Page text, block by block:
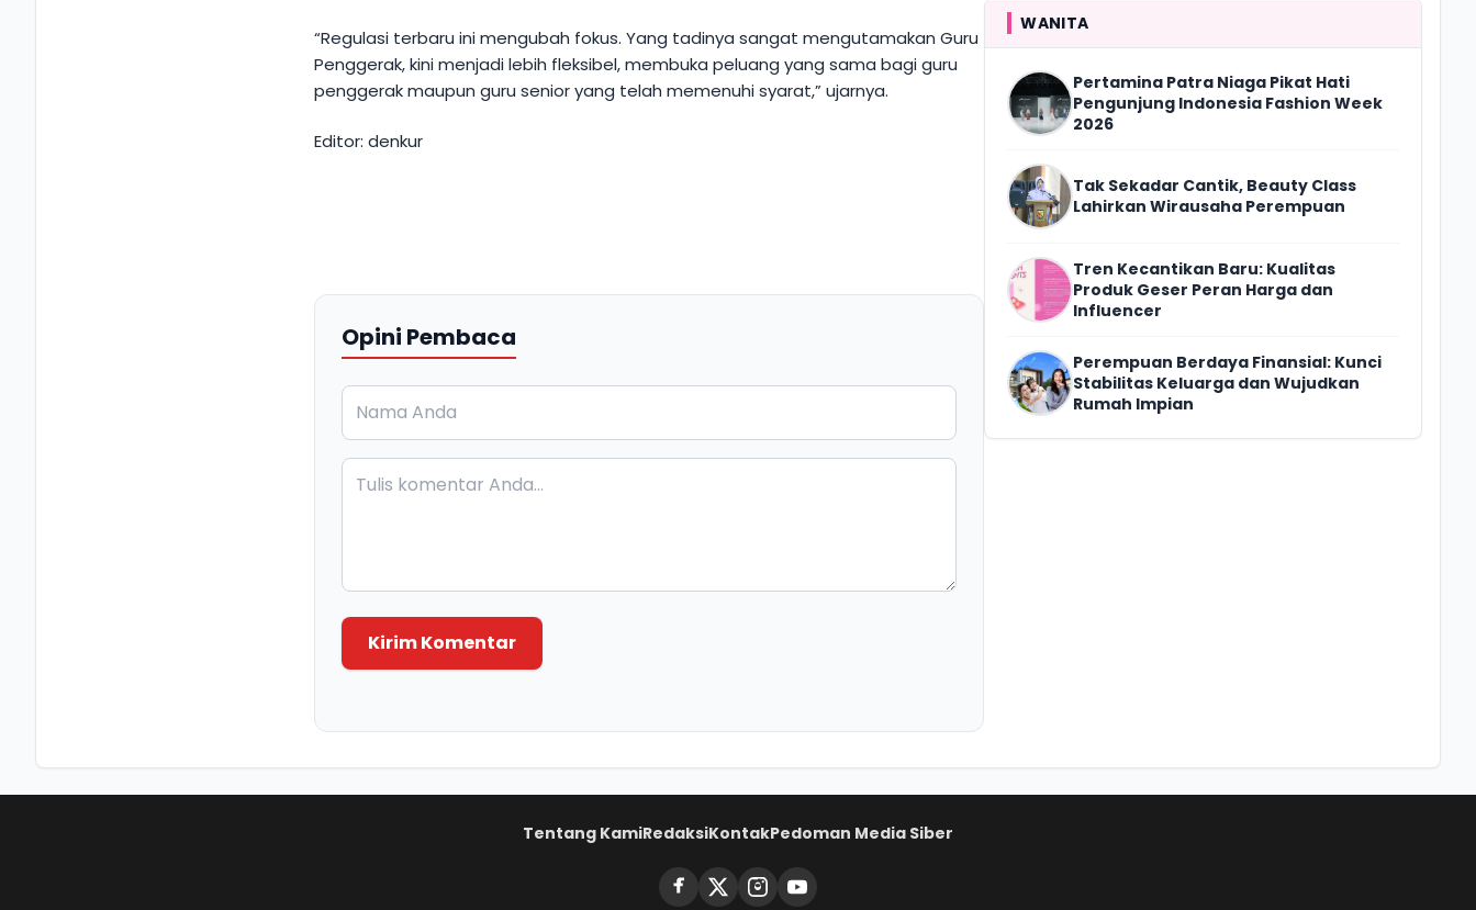
“Regulasi terbaru ini mengubah fokus. Yang tadinya sangat mengutamakan Guru
Penggerak, kini menjadi lebih fleksibel, membuka peluang yang sama bagi guru
penggerak maupun guru senior yang telah memenuhi syarat,” ujarnya.
Editor: denkur
Opini Pembaca
Kirim Komentar
WANITA
Pertamina Patra Niaga Pikat Hati
Pengunjung Indonesia Fashion Week
2026
Tak Sekadar Cantik, Beauty Class
Lahirkan Wirausaha Perempuan
Tren Kecantikan Baru: Kualitas
Produk Geser Peran Harga dan
Influencer
Perempuan Berdaya Finansial: Kunci
Stabilitas Keluarga dan Wujudkan
Rumah Impian
Tentang KamiRedaksiKontakPedoman Media Siber